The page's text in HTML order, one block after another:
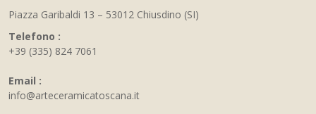
Piazza Garibaldi 13 – 53012 Chiusdino (SI)
Telefono :
+39 (335) 824 7061
Email :
info@arteceramicatoscana.it